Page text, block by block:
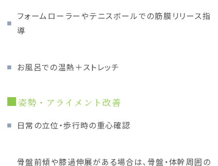
フォームローラーやテニスボールでの筋膜リリース指
導
お風呂での温熱＋ストレッチ
姿勢・アライメント改善
日常の立位・歩行時の重心確認
骨盤前傾や膝過伸展がある場合は、骨盤・体幹周囲の